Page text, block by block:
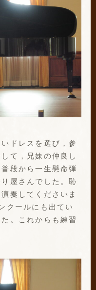
ドレスを選び，参
て，兄妹の仲良し
段から一生懸命弾
屋さんでした。恥
奏してくださいま
クールにも出てい
。これからも練習